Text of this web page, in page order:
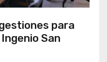
para
San